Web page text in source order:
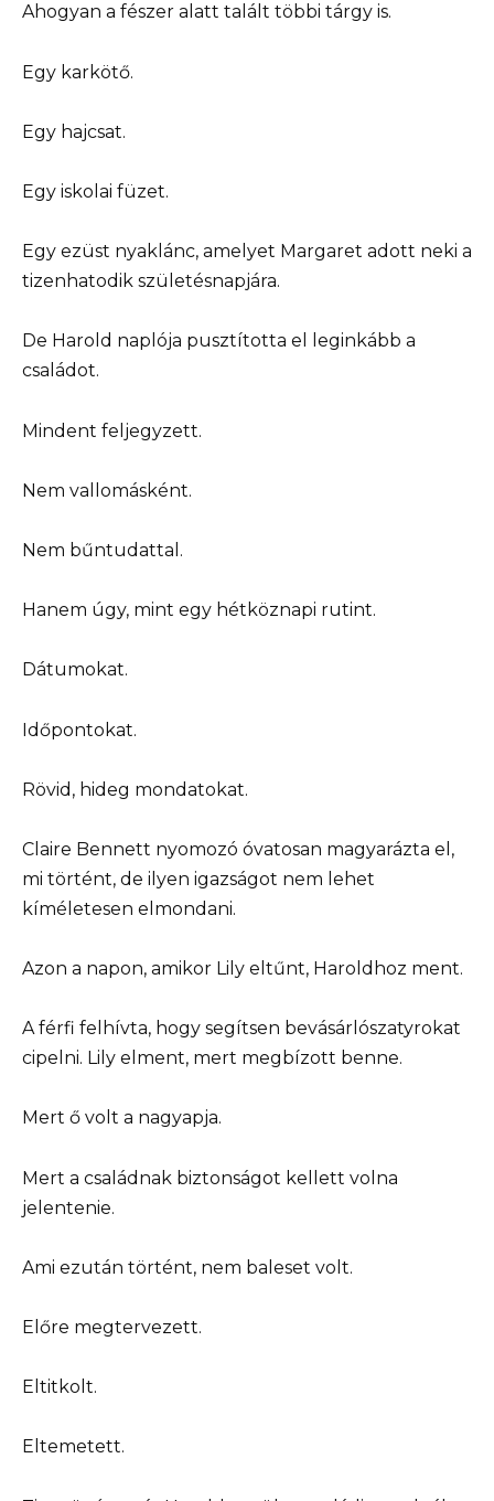
Ahogyan a fészer alatt talált többi tárgy is.
Egy karkötő.
Egy hajcsat.
Egy iskolai füzet.
Egy ezüst nyaklánc, amelyet Margaret adott neki a
tizenhatodik születésnapjára.
De Harold naplója pusztította el leginkább a
családot.
Mindent feljegyzett.
Nem vallomásként.
Nem bűntudattal.
Hanem úgy, mint egy hétköznapi rutint.
Dátumokat.
Időpontokat.
Rövid, hideg mondatokat.
Claire Bennett nyomozó óvatosan magyarázta el,
mi történt, de ilyen igazságot nem lehet
kíméletesen elmondani.
Azon a napon, amikor Lily eltűnt, Haroldhoz ment.
A férfi felhívta, hogy segítsen bevásárlószatyrokat
cipelni. Lily elment, mert megbízott benne.
Mert ő volt a nagyapja.
Mert a családnak biztonságot kellett volna
jelentenie.
Ami ezután történt, nem baleset volt.
Előre megtervezett.
Eltitkolt.
Eltemetett.